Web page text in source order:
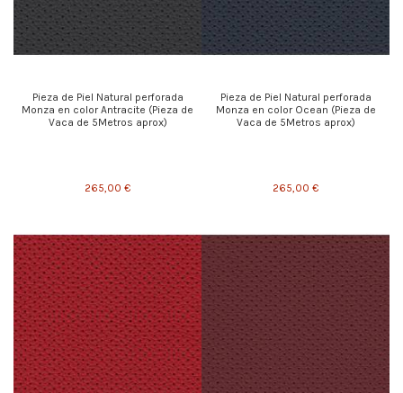
Pieza de Piel Natural perforada
Monza en color Antracite (Pieza de
Vaca de 5Metros aprox)
265,00 €
Pieza de Piel Natural perforada
Monza en color Ocean (Pieza de
Vaca de 5Metros aprox)
265,00 €